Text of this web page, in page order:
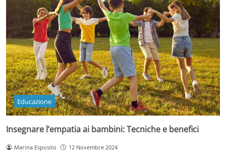
Educazione
Insegnare l’empatia ai bambini: Tecniche e benefici
Marina Esposito 12 Novembre 2024